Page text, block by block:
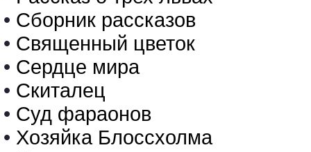
• Сборник рассказов
• Священный цветок
• Сердце мира
• Скиталец
• Суд фараонов
• Хозяйка Блоссхолма